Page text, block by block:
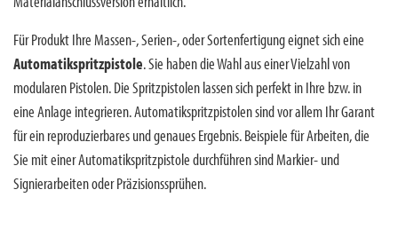
Für Produkt Ihre Massen-, Serien-, oder Sortenfertigung eignet sich eine
Automatikspritzpistole. Sie haben die Wahl aus einer Vielzahl von
modularen Pistolen. Die Spritzpistolen lassen sich perfekt in Ihre bzw. in
eine Anlage integrieren. Automatikspritzpistolen sind vor allem Ihr Garant
für ein reproduzierbares und genaues Ergebnis. Beispiele für Arbeiten, die
Sie mit einer Automatikspritzpistole durchführen sind Markier- und
Signierarbeiten oder Präzisionssprühen.